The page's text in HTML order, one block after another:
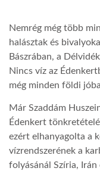
AFRIKA TUDÁSTÁR
A NAP SZÉPE
LINKTR.EE
GLOBOZSARU
Nemrég még több
halásztak és
Bászrában, a
Nincs víz az
még minden földi
Már Szaddám
Édenkert
ezért elhanyagolta a
vízrendszerének a
folyásánál Szíria,